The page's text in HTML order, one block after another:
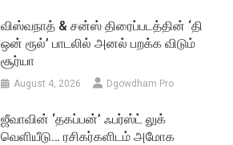
விஸ்வநாத் & சன்ஸ் திரைப்படத்தின் ‘தி
ஒன் ரூல்’ பாடலில் அனல் பறக்க விடும்
சூர்யா
August 4, 2026 Dgowdham Pro
ஜீவாவின் ‘தகப்பன்’ ஃபர்ஸ்ட் லுக்
வெளியீடு… ரசிகர்களிடம் அமோக